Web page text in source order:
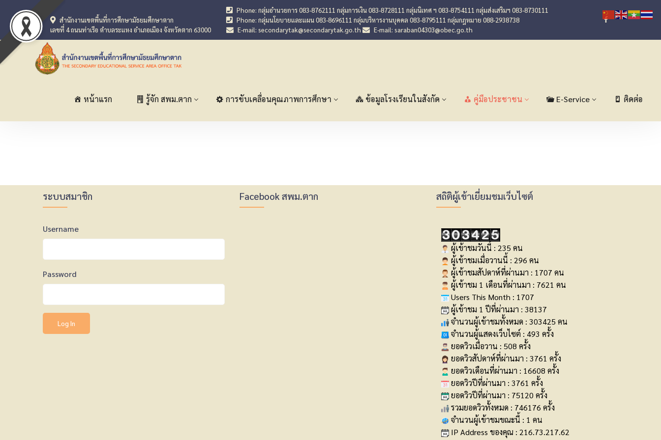
สำนักงานเขตพื้นที่การศึกษามัธยมศึกษาตาก
เลขที่ 4 ถนนท่าเรือ ตำบลระแหง อำเภอเมือง จังหวัดตาก 63000
Phone: กลุ่มอำนวยการ 083-8762111 กลุ่มการเงิน 083-8728111 กลุ่มนิเทศ ฯ 083-8754111 กลุ่มส่งเสริมฯ 083-8730111
Phone: กลุ่มนโยบายและแผน 083-8696111 กลุ่มบริหารงานบุคคล 083-8795111 กลุ่มกฎหมาย 088-2938738
E-mail: secondarytak@secondarytak.go.th
E-mail: saraban04303@obec.go.th
หน้าแรก รู้จัก สพม.ตาก การขับเคลื่อนคุณภาพการศึกษา ข้อมูลโรงเรียนในสังกัด คู่มือประชาชน E-Service ติดต่อ
ระบบสมาชิก
Username
Password
Facebook สพม.ตาก สถิติผู้เข้าเยี่ยมชมเว็บไซต์
ผู้เข้าชมวันนี้ : 235 คน
ผู้เข้าชมเมื่อวานนี้ : 296 คน
ผู้เข้าชมสัปดาห์ที่ผ่านมา : 1707 คน
ผู้เข้าชม 1 เดือนที่ผ่านมา : 7621 คน
Users This Month : 1707
ผู้เข้าชม 1 ปีที่ผ่านมา : 38137
จำนวนผู้เข้าชมทั้งหมด : 303425 คน
จำนวนผู้แสดงเว็บไซต์ : 493 ครั้ง
ยอดวิวเมื่อวาน : 508 ครั้ง
ยอดวิวสัปดาห์ที่ผ่านมา : 3761 ครั้ง
ยอดวิวเดือนที่ผ่านมา : 16608 ครั้ง
ยอดวิวปีที่ผ่านมา : 3761 ครั้ง
ยอดวิวปีที่ผ่านมา : 75120 ครั้ง
รวมยอดวิวทั้งหมด : 746176 ครั้ง
จำนวนผู้เข้าชมขณะนี้ : 1 คน
IP Address ของคุณ : 216.73.217.62